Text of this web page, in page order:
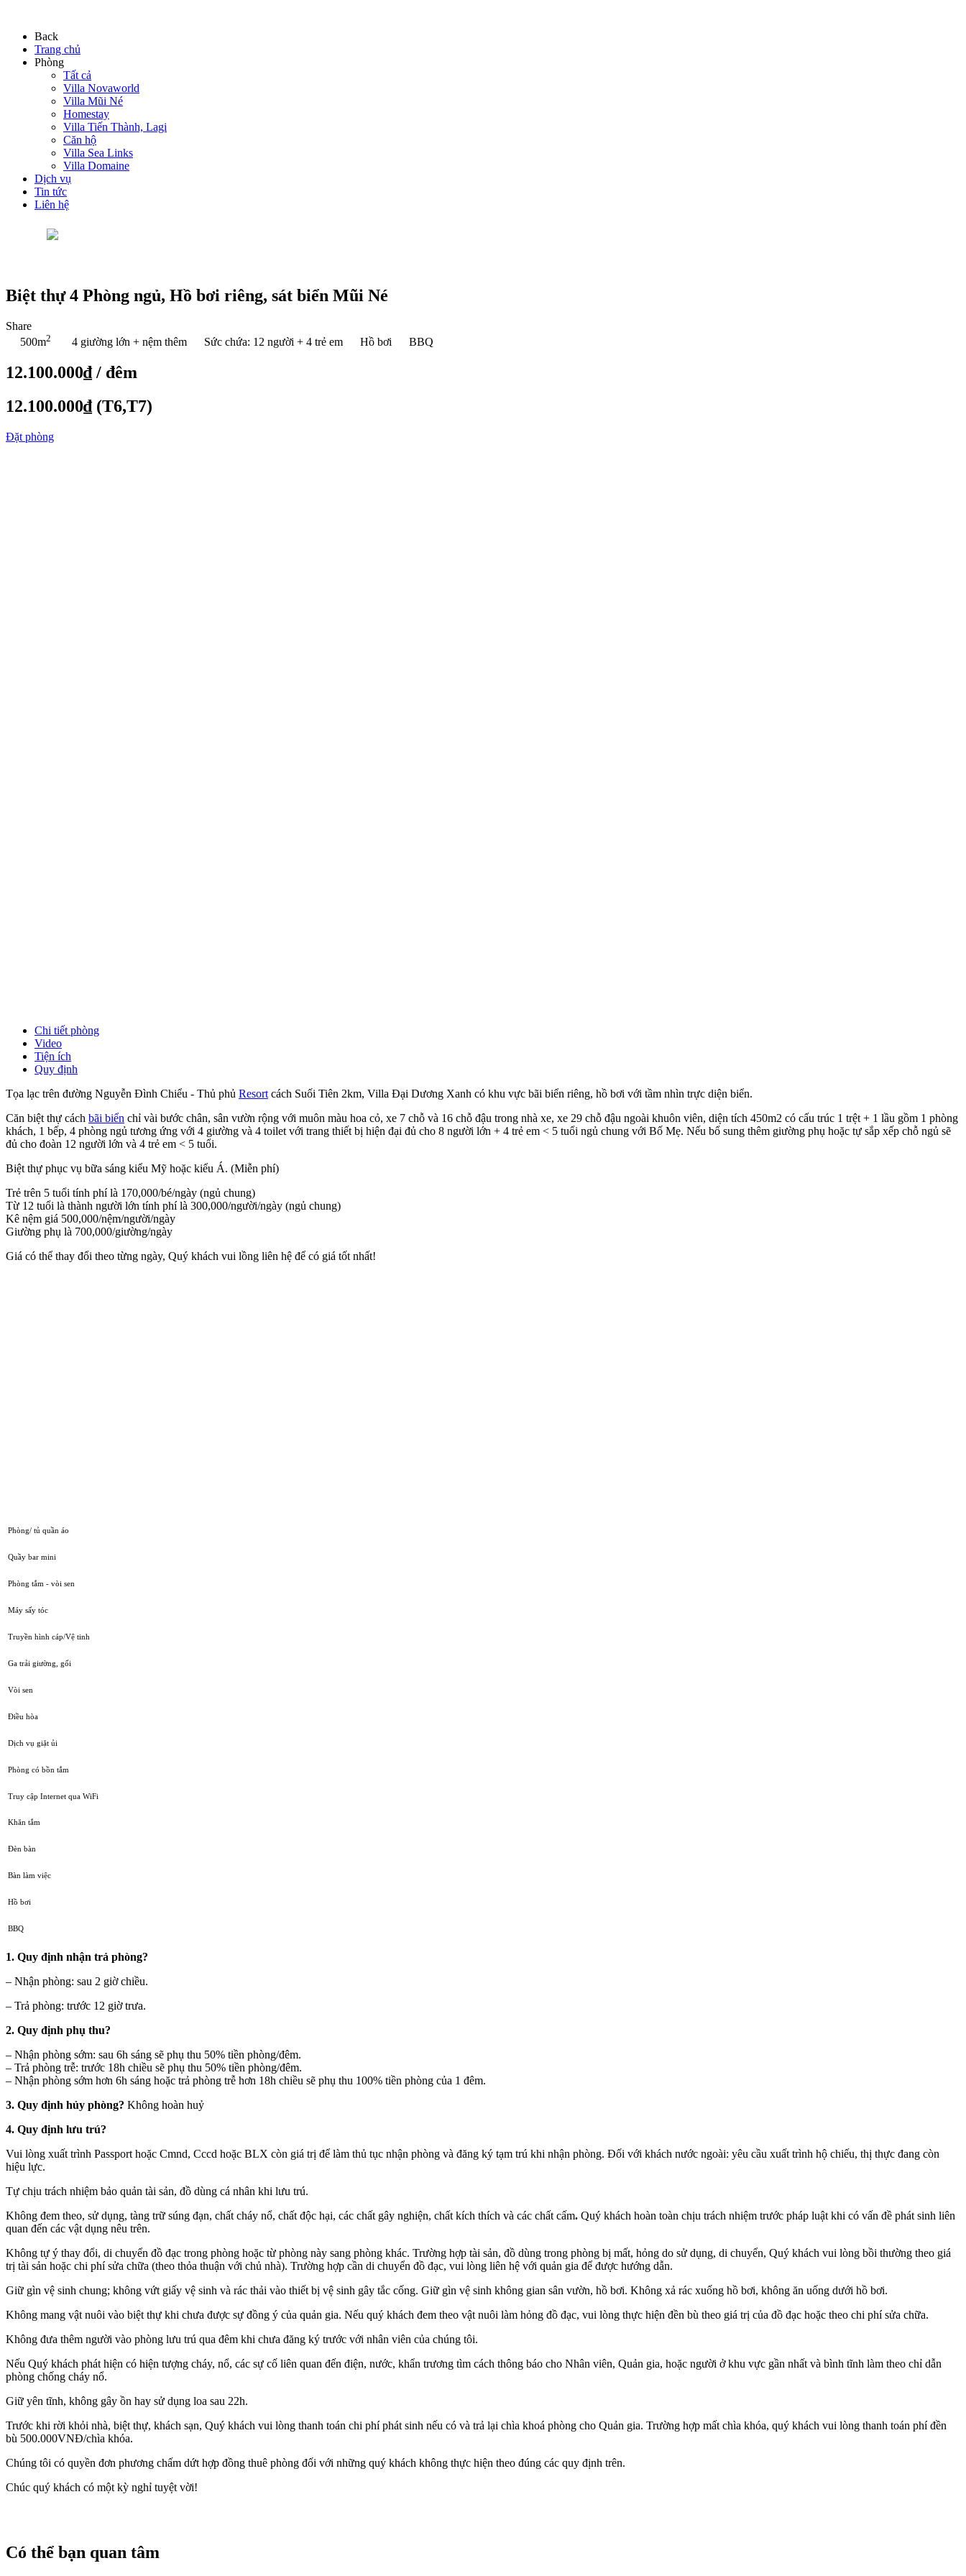
Back
Trang chủ
Phòng
Tất cả
Villa Novaworld
Villa Mũi Né
Homestay
Villa Tiến Thành, Lagi
Căn hộ
Villa Sea Links
Villa Domaine
Dịch vụ
Tin tức
Liên hệ
Biệt thự 4 Phòng ngủ, Hồ bơi riêng, sát biển Mũi Né
Share
500m2 4 giường lớn + nệm thêm Sức chứa: 12 người + 4 trẻ em Hồ bơi BBQ
12.100.000₫/ đêm
12.100.000₫ (T6,T7)
Đặt phòng
Chi tiết phòng
Video
Tiện ích
Quy định
Tọa lạc trên đường Nguyễn Đình Chiểu - Thủ phủ Resort cách Suối Tiên 2km, Villa Đại Dương Xanh có khu vực bãi biển riêng, hồ bơi với tầm nhìn trực diện biển.
Căn biệt thự cách bãi biển chỉ vài bước chân, sân vườn rộng với muôn màu hoa cỏ, xe 7 chỗ và 16 chỗ đậu trong nhà xe, xe 29 chỗ đậu ngoài khuôn viên, diện tích 450m2 có cấu trúc 1 trệt + 1 lầu gồm 1 phòng
khách, 1 bếp, 4 phòng ngủ tương ứng với 4 giường và 4 toilet với trang thiết bị hiện đại đủ cho 8 người lớn + 4 trẻ em < 5 tuổi ngủ chung với Bố Mẹ. Nếu bổ sung thêm giường phụ hoặc tự sắp xếp chỗ ngủ sẽ
đủ cho đoàn 12 người lớn và 4 trẻ em < 5 tuổi.
Biệt thự phục vụ bữa sáng kiểu Mỹ hoặc kiểu Á. (Miễn phí)
Trẻ trên 5 tuổi tính phí là 170,000/bé/ngày (ngủ chung)
Từ 12 tuổi là thành người lớn tính phí là 300,000/người/ngày (ngủ chung)
Kê nệm giá 500,000/nệm/người/ngày
Giường phụ là 700,000/giường/ngày
Giá có thể thay đổi theo từng ngày, Quý khách vui lồng liên hệ để có giá tốt nhất!
Phòng/ tủ quần áo
Quầy bar mini
Phòng tắm - vòi sen
Máy sấy tóc
Truyền hình cáp/Vệ tinh
Ga trải giường, gối
Vòi sen
Điều hòa
Dịch vụ giặt ủi
Phòng có bồn tắm
Truy cập Internet qua WiFi
Khăn tắm
Đèn bàn
Bàn làm việc
Hồ bơi
BBQ
1. Quy định nhận trả phòng?
– Nhận phòng: sau 2 giờ chiều.
– Trả phòng: trước 12 giờ trưa.
2. Quy định phụ thu?
– Nhận phòng sớm: sau 6h sáng sẽ phụ thu 50% tiền phòng/đêm.
– Trả phòng trễ: trước 18h chiều sẽ phụ thu 50% tiền phòng/đêm.
– Nhận phòng sớm hơn 6h sáng hoặc trả phòng trễ hơn 18h chiều sẽ phụ thu 100% tiền phòng của 1 đêm.
3. Quy định hủy phòng? Không hoàn huỷ
4. Quy định lưu trú?
Vui lòng xuất trình Passport hoặc Cmnd, Cccd hoặc BLX còn giá trị để làm thủ tục nhận phòng và đăng ký tạm trú khi nhận phòng. Đối với khách nước ngoài: yêu cầu xuất trình hộ chiếu, thị thực đang còn
hiệu lực.
Tự chịu trách nhiệm bảo quản tài sản, đồ dùng cá nhân khi lưu trú.
Không đem theo, sử dụng, tàng trữ súng đạn, chất cháy nổ, chất độc hại, các chất gây nghiện, chất kích thích và các chất cấm. Quý khách hoàn toàn chịu trách nhiệm trước pháp luật khi có vấn đề phát sinh liên
quan đến các vật dụng nêu trên.
Không tự ý thay đổi, di chuyển đồ đạc trong phòng hoặc từ phòng này sang phòng khác. Trường hợp tài sản, đồ dùng trong phòng bị mất, hỏng do sử dụng, di chuyển, Quý khách vui lòng bồi thường theo giá
trị tài sản hoặc chi phí sửa chữa (theo thỏa thuận với chủ nhà). Trường hợp cần di chuyển đồ đạc, vui lòng liên hệ với quản gia để được hướng dẫn.
Giữ gìn vệ sinh chung; không vứt giấy vệ sinh và rác thải vào thiết bị vệ sinh gây tắc cống. Giữ gìn vệ sinh không gian sân vườn, hồ bơi. Không xả rác xuống hồ bơi, không ăn uống dưới hồ bơi.
Không mang vật nuôi vào biệt thự khi chưa được sự đồng ý của quản gia. Nếu quý khách đem theo vật nuôi làm hỏng đồ đạc, vui lòng thực hiện đền bù theo giá trị của đồ đạc hoặc theo chi phí sửa chữa.
Không đưa thêm người vào phòng lưu trú qua đêm khi chưa đăng ký trước với nhân viên của chúng tôi.
Nếu Quý khách phát hiện có hiện tượng cháy, nổ, các sự cố liên quan đến điện, nước, khẩn trương tìm cách thông báo cho Nhân viên, Quản gia, hoặc người ở khu vực gần nhất và bình tĩnh làm theo chỉ dẫn
phòng chống cháy nổ.
Giữ yên tĩnh, không gây ồn hay sử dụng loa sau 22h.
Trước khi rời khỏi nhà, biệt thự, khách sạn, Quý khách vui lòng thanh toán chi phí phát sinh nếu có và trả lại chìa khoá phòng cho Quản gia. Trường hợp mất chìa khóa, quý khách vui lòng thanh toán phí đền
bù 500.000VNĐ/chìa khóa.
Chúng tôi có quyền đơn phương chấm dứt hợp đồng thuê phòng đối với những quý khách không thực hiện theo đúng các quy định trên.
Chúc quý khách có một kỳ nghỉ tuyệt vời!
Có thể bạn quan tâm